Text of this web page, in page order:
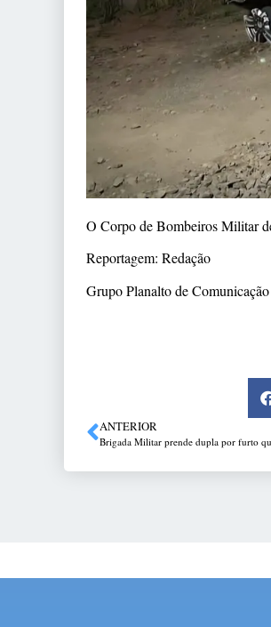
O Corpo de Bombeiros Militar
Reportagem: Redação
Grupo Planalto de Comunicação
ANTERIOR
Brigada Militar prende dupla por furto